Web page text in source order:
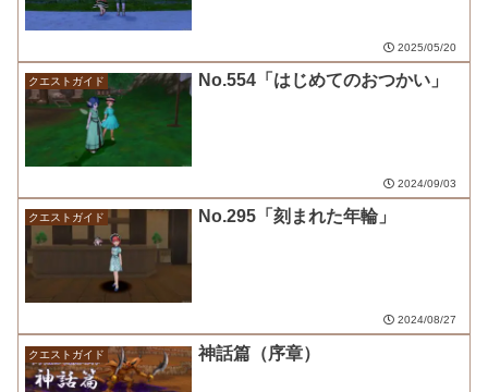
2025/05/20
クエストガイド No.554「はじめてのおつかい」
2024/09/03
クエストガイド No.295「刻まれた年輪」
2024/08/27
クエストガイド 神話篇（序章）